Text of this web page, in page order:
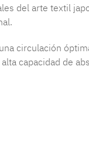
del arte textil
circulación
capacidad de